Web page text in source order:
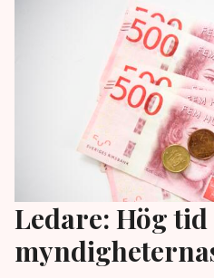
Ledare: Hög tid